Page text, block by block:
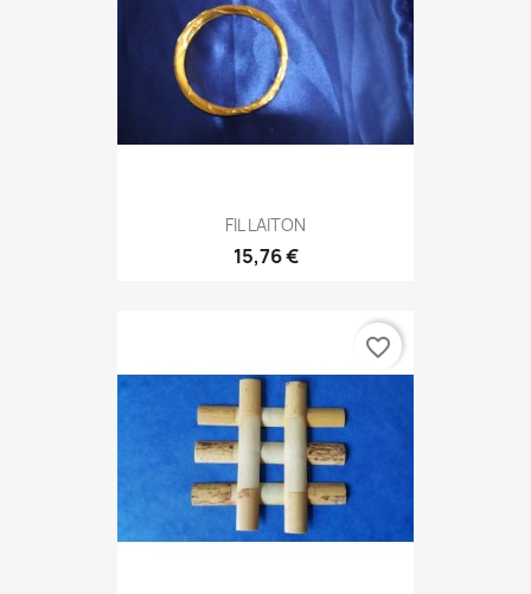
FIL LAITON
15,76 €
favorite_border